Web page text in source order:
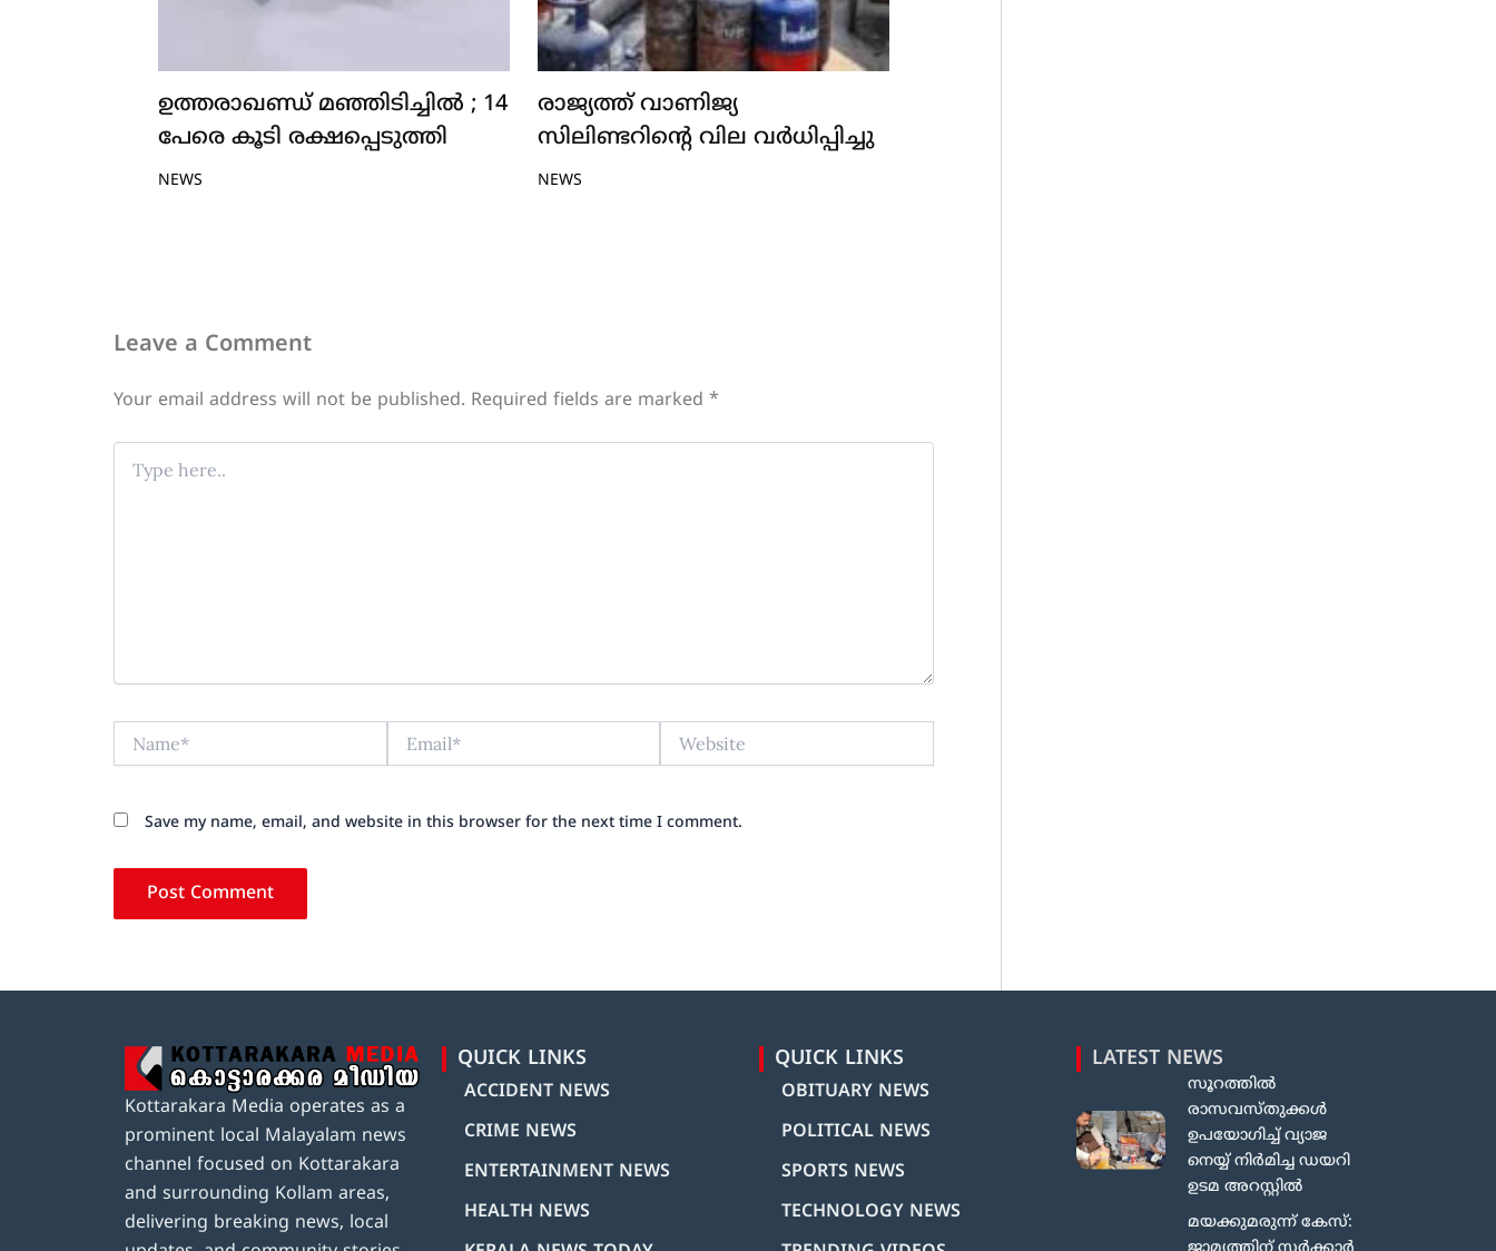
ഉത്തരാഖണ്ഡ് മഞ്ഞിടിച്ചിൽ ; 14
പേരെ കൂടി രക്ഷപ്പെടുത്തി
NEWS
രാജ്യത്ത് വാണിജ്യ
സിലിണ്ടറിന്റെ വില വർധിപ്പിച്ചു
NEWS
Leave a Comment
Your email address will not be published. Required fields are marked *
Type
here..
Save my name, email, and website in this browser for the next time I comment.
Kottarakara Media operates as a
prominent local Malayalam news
channel focused on Kottarakara
and surrounding Kollam areas,
delivering breaking news, local
QUICK LINKS
ACCIDENT NEWS
CRIME NEWS
ENTERTAINMENT NEWS
HEALTH NEWS
QUICK LINKS
OBITUARY NEWS
POLITICAL NEWS
SPORTS NEWS
TECHNOLOGY NEWS
LATEST NEWS
സൂറത്തിൽ
രാസവസ്തുക്കൾ
ഉപയോഗിച്ച് വ്യാജ
നെയ്യ് നിർമിച്ച ഡയറി
ഉടമ അറസ്റ്റിൽ
മയക്കുമരുന്ന് കേസ്: